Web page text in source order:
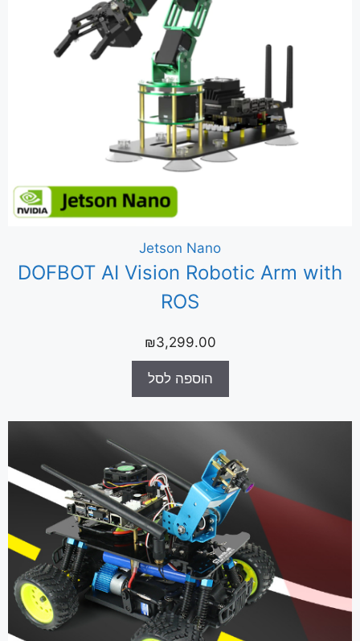
Jetson Nano
DOFBOT AI Vision Robotic Arm with
ROS
₪3,299.00
הוספה לסל